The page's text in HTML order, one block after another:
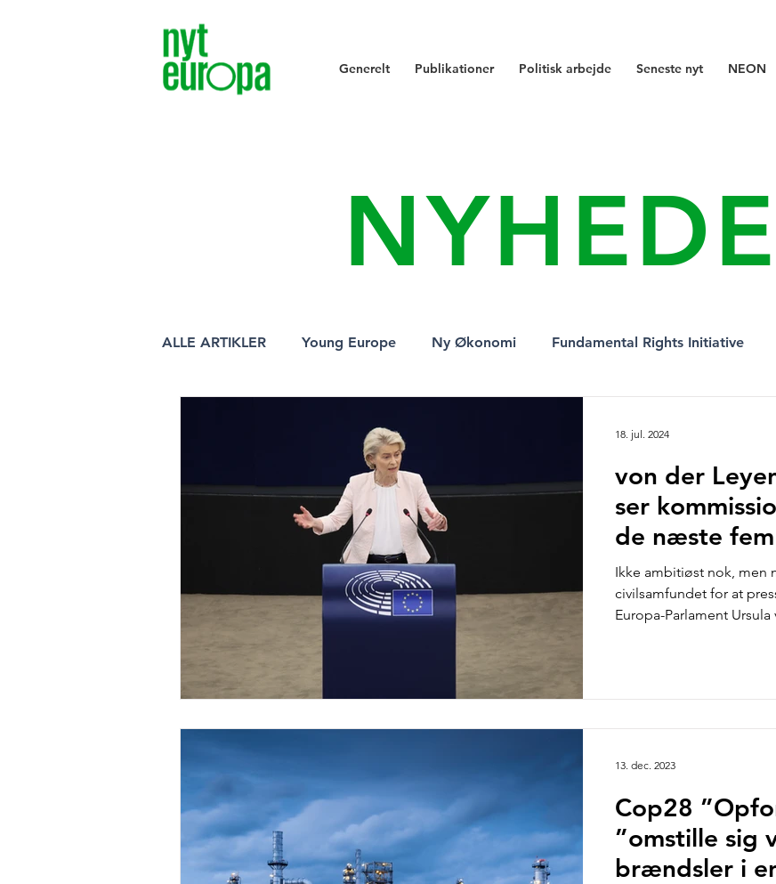
Generelt Publikationer Politisk arbejde Seneste nyt NEON
ALLE ARTIKLER Young Europe Ny Økonomi Fundamental Rights Initiative
Pressemeddelelse
von der
ser
de næste
Ikke ambitiøst nok, men
civilsamfundet for at
Europa-Parlament Ursula
18. jul. 2024
Cop28
”omstille sig
brændsler i
13. dec. 2023